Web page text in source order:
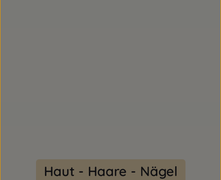
Haut - Haare - Nägel